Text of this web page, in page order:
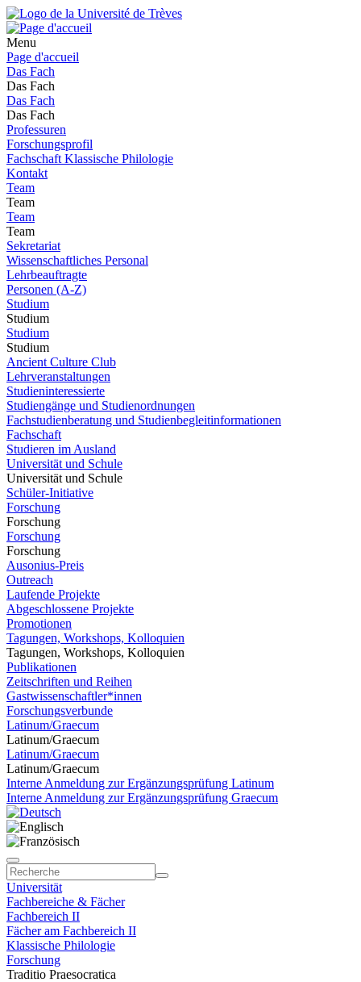
Menu
Page d'accueil
Das Fach
Das Fach
Das Fach
Das Fach
Professuren
Forschungsprofil
Fachschaft Klassische Philologie
Kontakt
Team
Team
Team
Team
Sekretariat
Wissenschaftliches Personal
Lehrbeauftragte
Personen (A-Z)
Studium
Studium
Studium
Studium
Ancient Culture Club
Lehrveranstaltungen
Studieninteressierte
Studiengänge und Studienordnungen
Fachstudienberatung und Studienbegleitinformationen
Fachschaft
Studieren im Ausland
Universität und Schule
Universität und Schule
Schüler-Initiative
Forschung
Forschung
Forschung
Forschung
Ausonius-Preis
Outreach
Laufende Projekte
Abgeschlossene Projekte
Promotionen
Tagungen, Workshops, Kolloquien
Tagungen, Workshops, Kolloquien
Publikationen
Zeitschriften und Reihen
Gastwissenschaftler*innen
Forschungsverbunde
Latinum/Graecum
Latinum/Graecum
Latinum/Graecum
Latinum/Graecum
Interne Anmeldung zur Ergänzungsprüfung Latinum
Interne Anmeldung zur Ergänzungsprüfung Graecum
Universität
Fachbereiche & Fächer
Fachbereich II
Fächer am Fachbereich II
Klassische Philologie
Forschung
Traditio Praesocratica